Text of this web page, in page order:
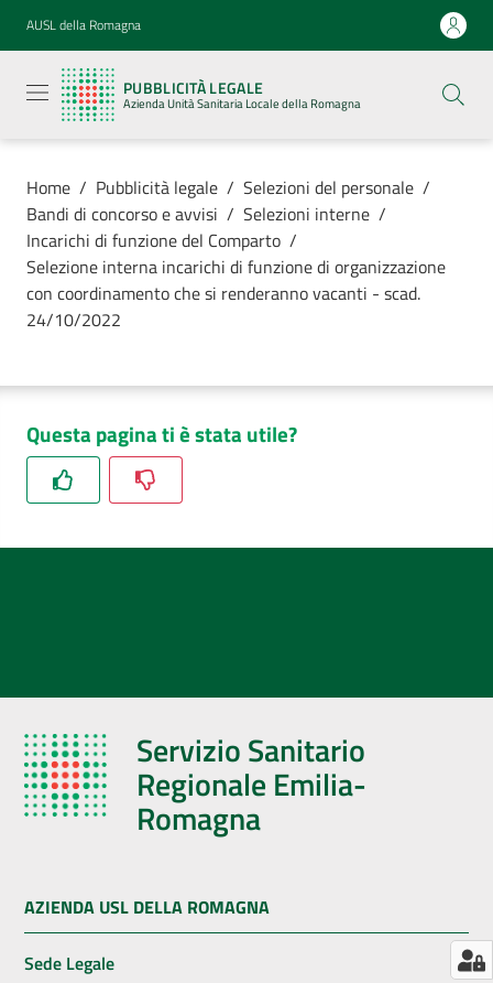
Vai al contenuto
Vai alla navigazione
Vai al footer
AUSL della Romagna
PUBBLICITÀ LEGALE
Azienda Unità Sanitaria Locale della Romagna
legale
Azienda
Unità
Locale della
Azienda
cura
Comunica
Home / Pubblicità legale / Selezioni del personale /
Bandi di concorso e avvisi / Selezioni interne /
Incarichi di funzione del Comparto /
Selezione interna incarichi di funzione di organizzazione
con coordinamento che si renderanno vacanti - scad.
24/10/2022
Questa pagina ti è stata utile?
Servizio Sanitario
Regionale Emilia-
Romagna
AZIENDA USL DELLA ROMAGNA
Sede Legale